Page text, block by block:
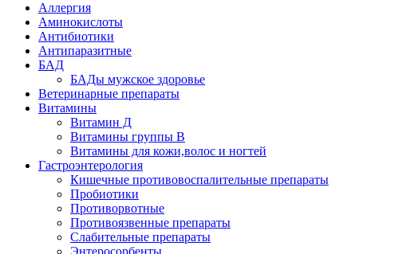
Аллергия
Аминокислоты
Антибиотики
Антипаразитные
БАД
БАДы мужское здоровье
Ветеринарные препараты
Витамины
Витамин Д
Витамины группы В
Витамины для кожи,волос и ногтей
Гастроэнтерология
Кишечные противовоспалительные препараты
Пробиотики
Противорвотные
Противоязвенные препараты
Слабительные препараты
Энтеросорбенты